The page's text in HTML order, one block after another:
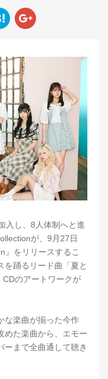
入し、8人体制へと進
が、9月27日
』をリリースするこ
を踊るリード曲「夏と
CDのアートワークが
な楽曲が揃った今作
めた楽曲から、エモー
ーまで全曲通して聴き